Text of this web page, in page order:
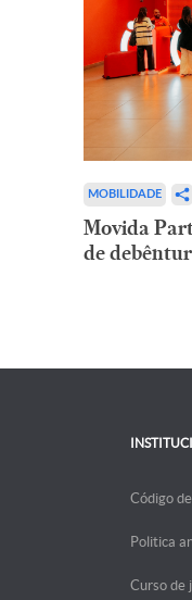
MOBILIDADE
Movida
de
Código
Politica
Curso de